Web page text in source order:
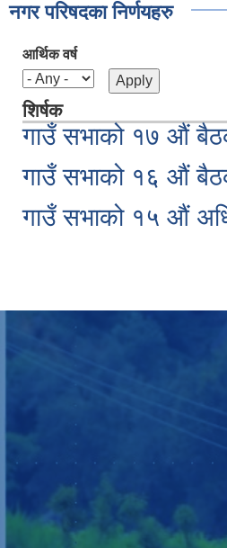
नगर परिषदका निर्णयहरु
आर्थिक वर्ष
शिर्षक
गाउँ सभाको १७ औं
गाउँ सभाको १६ औं
गाउँ सभाको १५ औं